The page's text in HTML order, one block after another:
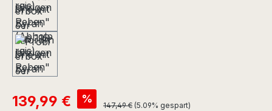
Verkaufspreis:
139,99 € % Regulärer Preis:
147,49 € (5.09% gespart)